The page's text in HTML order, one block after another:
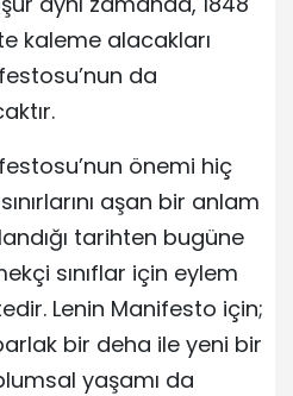
kaleme alacakları
da
önemi hiç
aşan bir anlam
tarihten bugüne
sınıflar için eylem
Lenin Manifesto için;
bir deha ile yeni bir
yaşamı da